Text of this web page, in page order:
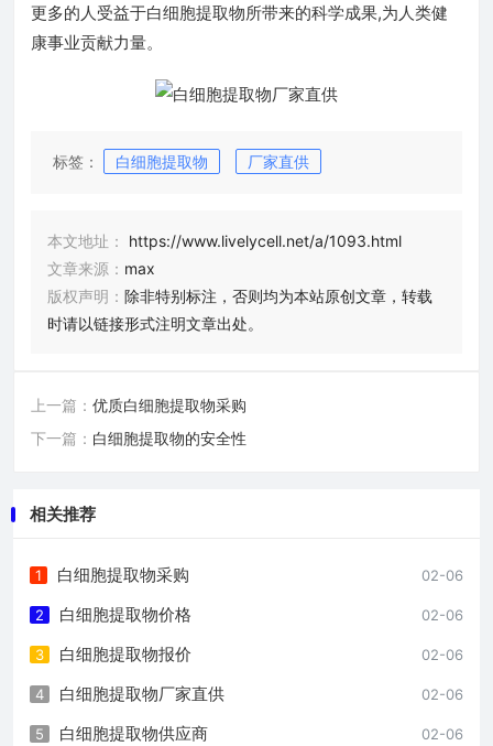
更多的人受益于白细胞提取物所带来的科学成果,为人类健
康事业贡献力量。
标签： 白细胞提取物 厂家直供
本文地址：
https://www.livelycell.net/a/1093.html
文章来源： max
版权声明： 除非特别标注，否则均为本站原创文章，转载
时请以链接形式注明文章出处。
上一篇： 优质白细胞提取物采购
下一篇： 白细胞提取物的安全性
相关推荐
02-06
1 白细胞提取物采购
02-06
2 白细胞提取物价格
02-06
3 白细胞提取物报价
02-06
4 白细胞提取物厂家直供
02-06
5 白细胞提取物供应商